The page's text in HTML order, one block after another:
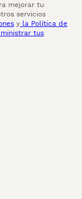
mejorar tu
servicios
y la Política de
tus